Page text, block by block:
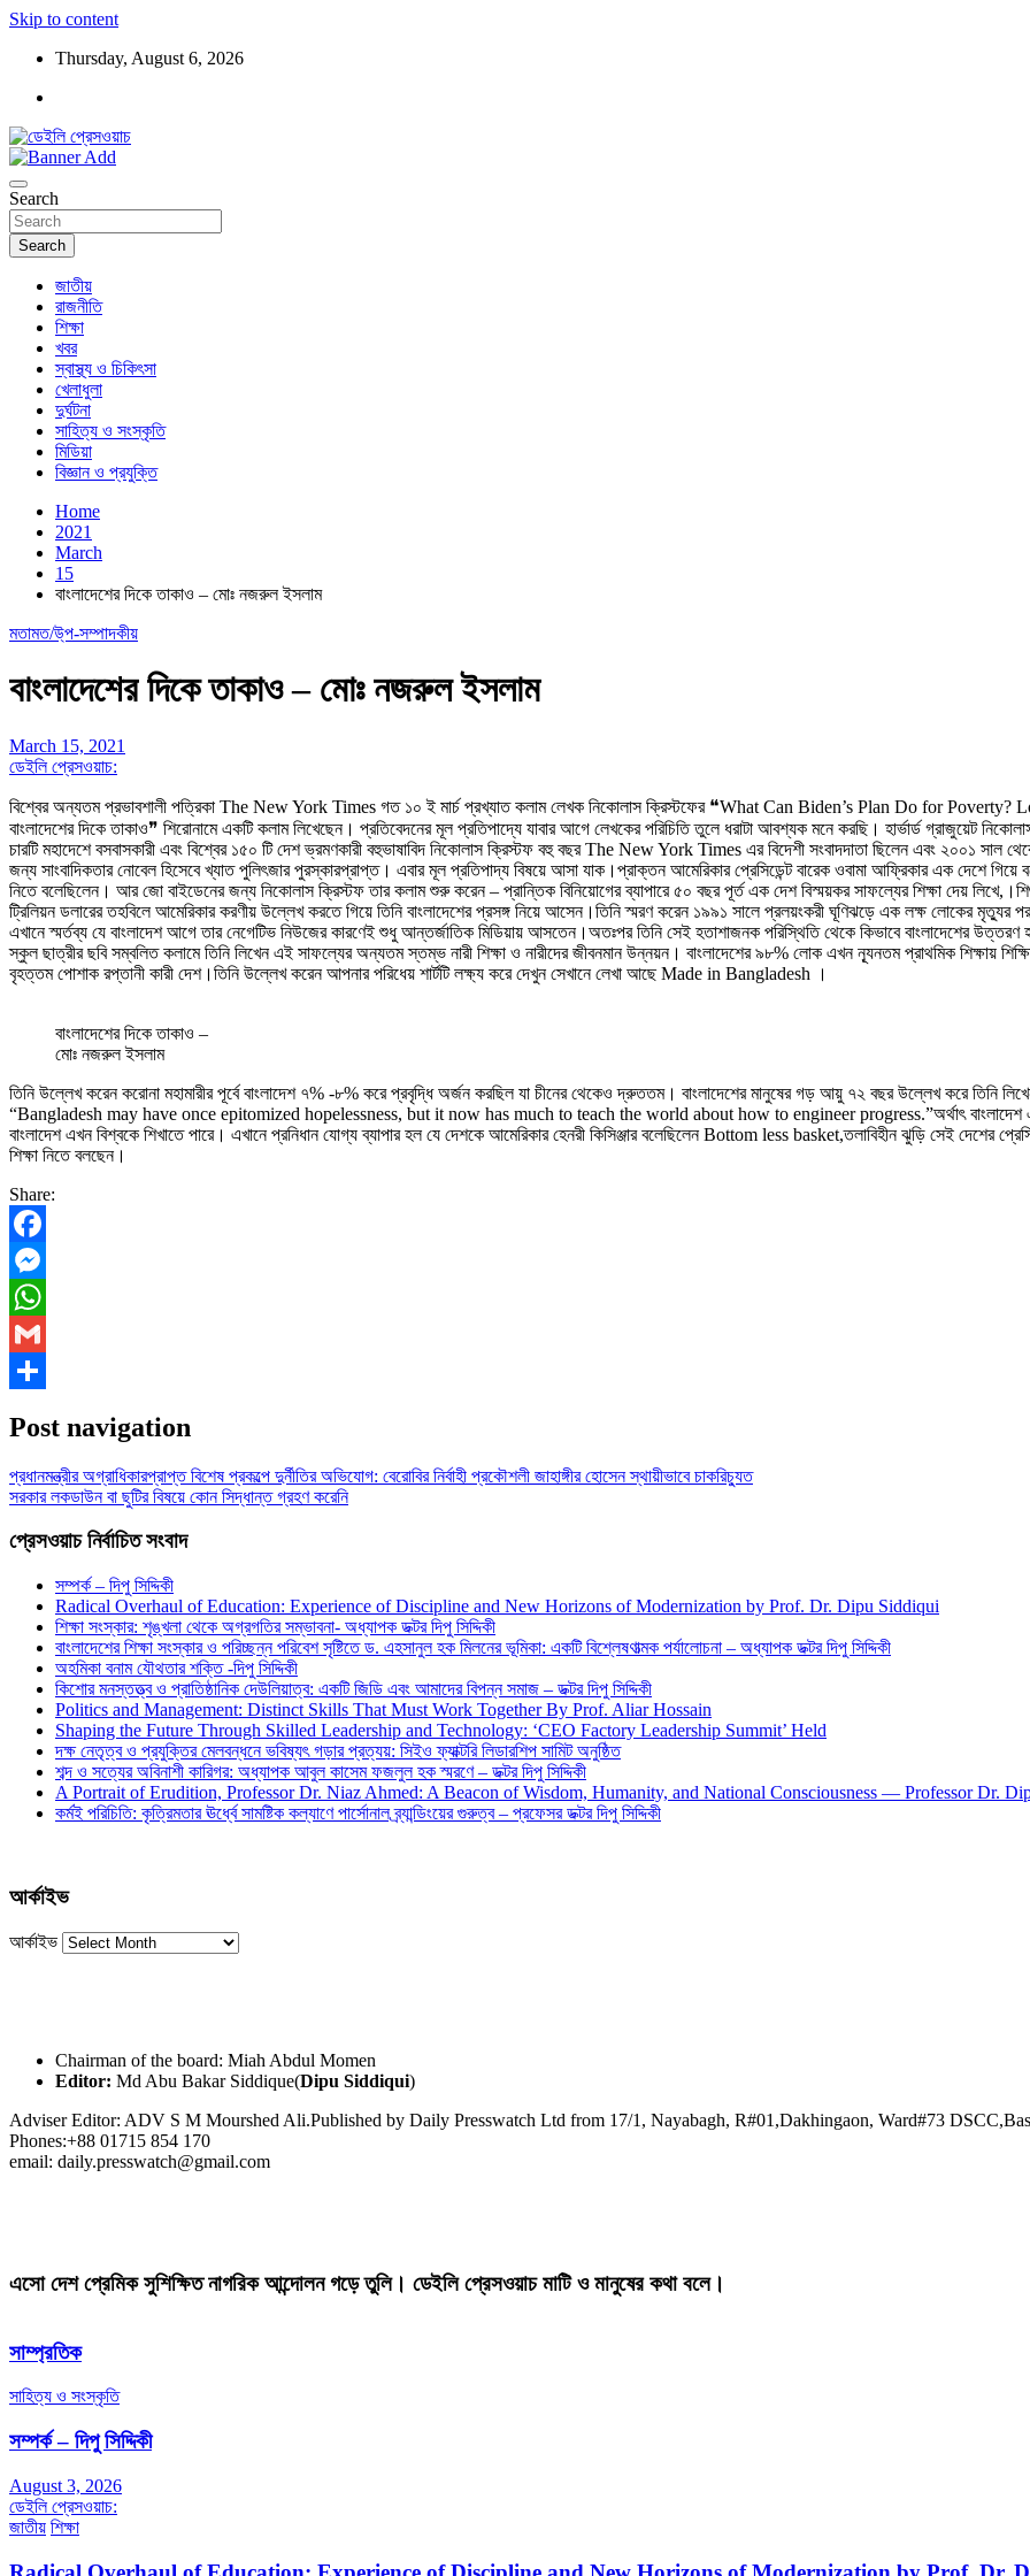
Skip to content
Thursday, August 6, 2026
ডেইলি প্রেসওয়াচ
Search
Search
জাতীয়
রাজনীতি
শিক্ষা
খবর
স্বাস্থ্য ও চিকিৎসা
খেলাধুলা
দুর্ঘটনা
সাহিত্য ও সংস্কৃতি
মিডিয়া
বিজ্ঞান ও প্রযুক্তি
Home
2021
March
15
বাংলাদেশের দিকে তাকাও – মোঃ নজরুল ইসলাম
মতামত/উ্প-সম্পাদকীয়
বাংলাদেশের দিকে তাকাও – মোঃ নজরুল ইসলাম
March 15, 2021
ডেইলি প্রেসওয়াচ:
বিশ্বের অন্যতম প্রভাবশালী পত্রিকা The New York Times গত ১০ ই মার্চ প্রখ্যাত কলাম লেখক নিকোলাস ক্রিস্টফের ❝What Can Biden’s Plan Do for Poverty?
বাংলাদেশের দিকে তাকাও❞ শিরোনামে একটি কলাম লিখেছেন। প্রতিবেদনের মূল প্রতিপাদ্যে যাবার আগে লেখকের পরিচিতি তুলে ধরাটা আবশ্যক মনে করছি। হার্ভার্ড গ্রাজুয়েট
চারটি মহাদেশে বসবাসকারী এবং বিশ্বের ১৫০ টি দেশ ভ্রমণকারী বহুভাষাবিদ নিকোলাস ক্রিস্টফ বহু বছর The New York Times এর বিদেশী সংবাদদাতা ছিলেন এবং ২০০১ সাল
জন্য সাংবাদিকতার নোবেল হিসেবে খ্যাত পুলিৎজার পুরস্কারপ্রাপ্ত। এবার মূল প্রতিপাদ্য বিষয়ে আসা যাক।প্রাক্তন আমেরিকার প্রেসিডেন্ট বারেক ওবামা আফ্রিকার এক দেশে গিয়ে
নিতে বলেছিলেন। আর জো বাইডেনের জন্য নিকোলাস ক্রিস্টফ তার কলাম শুরু করেন – প্রান্তিক বিনিয়োগের ব্যাপারে ৫০ বছর পূর্ত এক দেশ বিস্ময়কর সাফল্যের শিক্ষা দেয় লিখে,।
ট্রিলিয়ন ডলারের তহবিলে আমেরিকার করণীয় উল্লেখ করতে গিয়ে তিনি বাংলাদেশের প্রসঙ্গ নিয়ে আসেন।তিনি স্মরণ করেন ১৯৯১ সালে প্রলয়ংকরী ঘূণিঝড়ে এক লক্ষ লোকের মৃত্যুর পর
এখানে স্মর্তব্য যে বাংলাদেশ আগে তার নেগেটিভ নিউজের কারণেই শুধু আন্তর্জাতিক মিডিয়ায় আসতেন।অতঃপর তিনি সেই হতাশাজনক পরিস্থিতি থেকে কিভাবে বাংলাদেশের
স্কুল ছাত্রীর ছবি সম্বলিত কলামে তিনি লিখেন এই সাফল্যের অন্যতম স্তম্ভ নারী শিক্ষা ও নারীদের জীবনমান উন্নয়ন। বাংলাদেশের ৯৮% লোক এখন ন্যূনতম প্রাথমিক শিক্ষায় শিক্ষিত
বৃহত্তম পোশাক রপ্তানী কারী দেশ।তিনি উল্লেখ করেন আপনার পরিধেয় শার্টটি লক্ষ্য করে দেখুন সেখানে লেখা আছে Made in Bangladesh ।
বাংলাদেশের দিকে তাকাও –
মোঃ নজরুল ইসলাম
তিনি উল্লেখ করেন করোনা মহামারীর পূর্বে বাংলাদেশ ৭% -৮% করে প্রবৃদ্ধি অর্জন করছিল যা চীনের থেকেও দ্রুততম। বাংলাদেশের মানুষের গড় আয়ু ৭২ বছর উল্লেখ করে তিনি
“Bangladesh may have once epitomized hopelessness, but it now has much to teach the world about how to engineer progress.”অর্থাৎ বাংলাদেশ এক
বাংলাদেশ এখন বিশ্বকে শিখাতে পারে। এখানে প্রনিধান যোগ্য ব্যাপার হল যে দেশকে আমেরিকার হেনরী কিসিঞ্জার বলেছিলেন Bottom less basket,তলাবিহীন ঝুড়ি সেই দেশের
শিক্ষা নিতে বলছেন।
Share:
Facebook
Messenger
WhatsApp
Gmail
Post navigation
প্রধানমন্ত্রীর অগ্রাধিকারপ্রাপ্ত বিশেষ প্রকল্পে দুর্নীতির অভিযোগ: বেরোবির নির্বাহী প্রকৌশলী জাহাঙ্গীর হোসেন স্থায়ীভাবে চাকরিচ্যুত
সরকার লকডাউন বা ছুটির বিষয়ে কোন সিদ্ধান্ত গ্রহণ করেনি
প্রেসওয়াচ নির্বাচিত সংবাদ
সম্পর্ক – দিপু সিদ্দিকী
Radical Overhaul of Education: Experience of Discipline and New Horizons of Modernization by Prof. Dr. Dipu Siddiqui
শিক্ষা সংস্কার: শৃঙ্খলা থেকে অগ্রগতির সম্ভাবনা- অধ্যাপক ডক্টর দিপু সিদ্দিকী
বাংলাদেশের শিক্ষা সংস্কার ও পরিচ্ছন্ন পরিবেশ সৃষ্টিতে ড. এহসানুল হক মিলনের ভূমিকা: একটি বিশ্লেষণাত্মক পর্যালোচনা – অধ্যাপক ডক্টর দিপু সিদ্দিকী
অহমিকা বনাম যৌথতার শক্তি -দিপু সিদ্দিকী
কিশোর মনস্তত্ত্ব ও প্রাতিষ্ঠানিক দেউলিয়াত্ব: একটি জিডি এবং আমাদের বিপন্ন সমাজ – ডক্টর দিপু সিদ্দিকী
Politics and Management: Distinct Skills That Must Work Together By Prof. Aliar Hossain
Shaping the Future Through Skilled Leadership and Technology: ‘CEO Factory Leadership Summit’ Held
দক্ষ নেতৃত্ব ও প্রযুক্তির মেলবন্ধনে ভবিষ্যৎ গড়ার প্রত্যয়: সিইও ফ্যাক্টরি লিডারশিপ সামিট অনুষ্ঠিত
শব্দ ও সত্যের অবিনাশী কারিগর: অধ্যাপক আবুল কাসেম ফজলুল হক স্মরণে – ডক্টর দিপু সিদ্দিকী
A Portrait of Erudition, Professor Dr. Niaz Ahmed: A Beacon of Wisdom, Humanity, and National Consciousness — Professor Dr.
কর্মই পরিচিতি: কৃত্রিমতার ঊর্ধ্বে সামষ্টিক কল্যাণে পার্সোনাল ব্র্যান্ডিংয়ের গুরুত্ব – প্রফেসর ডক্টর দিপু সিদ্দিকী
আর্কাইভ
আর্কাইভ
Chairman of the board: Miah Abdul Momen
Editor: Md Abu Bakar Siddique(Dipu Siddiqui)
Adviser Editor: ADV S M Mourshed Ali.Published by Daily Presswatch Ltd from 17/1, Nayabagh, R#01,Dakhingaon, Ward#73
Phones:+88 01715 854 170
email: daily.presswatch@gmail.com
এসো দেশ প্রেমিক সুশিক্ষিত নাগরিক আন্দোলন গড়ে তুলি। ডেইলি প্রেসওয়াচ মাটি ও মানুষের কথা বলে।
সাম্প্রতিক
সাহিত্য ও সংস্কৃতি
সম্পর্ক – দিপু সিদ্দিকী
August 3, 2026
ডেইলি প্রেসওয়াচ:
জাতীয় শিক্ষা